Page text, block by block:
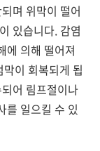
며 위막이 떨어
있습니다. 감염
에 의해 떨어져
이 회복되게 됩
어 림프절이나
를 일으킬 수 있